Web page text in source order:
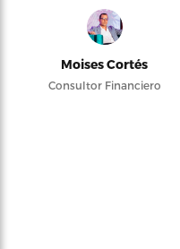
Moises Cortés
Consultor Financiero